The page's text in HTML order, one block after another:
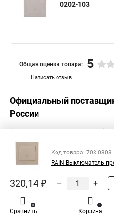
0202-103
Написать отзыв
Общая оценка товара: 5
Официальный
России
Код товара: 703-
RAIN Выключатель
320,14 ₽ – +
Сравнить
0
Корзина
0